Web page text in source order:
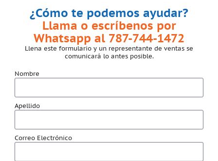
¿Cómo te podemos ayudar?
Llama o escríbenos por
Whatsapp al 787-744-1472
Llena este formulario y un representante de ventas se
comunicará lo antes posible.
Nombre
Apellido
Correo Electrónico